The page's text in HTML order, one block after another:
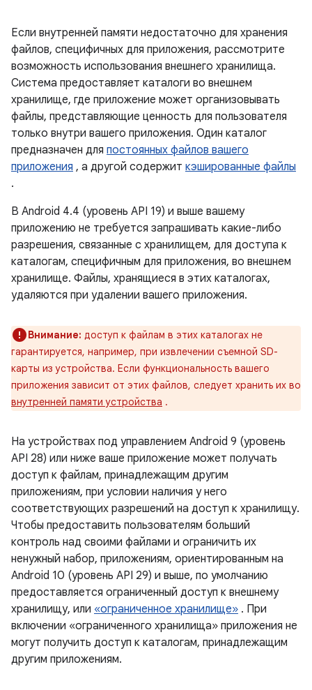
Если внутренней памяти недостаточно для хранения
файлов, специфичных для приложения, рассмотрите
возможность использования внешнего хранилища.
Система предоставляет каталоги во внешнем
хранилище, где приложение может организовывать
файлы, представляющие ценность для пользователя
только внутри вашего приложения. Один каталог
предназначен для постоянных файлов вашего
приложения , а другой содержит кэшированные файлы
.
В Android 4.4 (уровень API 19) и выше вашему
приложению не требуется запрашивать какие-либо
разрешения, связанные с хранилищем, для доступа к
каталогам, специфичным для приложения, во внешнем
хранилище. Файлы, хранящиеся в этих каталогах,
удаляются при удалении вашего приложения.
Внимание: доступ к файлам в этих каталогах не
гарантируется, например, при извлечении съемной SD-
карты из устройства. Если функциональность вашего
приложения зависит от этих файлов, следует хранить их во
внутренней памяти устройства .
На устройствах под управлением Android 9 (уровень
API 28) или ниже ваше приложение может получать
доступ к файлам, принадлежащим другим
приложениям, при условии наличия у него
соответствующих разрешений на доступ к хранилищу.
Чтобы предоставить пользователям больший
контроль над своими файлами и ограничить их
ненужный набор, приложениям, ориентированным на
Android 10 (уровень API 29) и выше, по умолчанию
предоставляется ограниченный доступ к внешнему
хранилищу, или «ограниченное хранилище» . При
включении «ограниченного хранилища» приложения не
могут получить доступ к каталогам, принадлежащим
другим приложениям.